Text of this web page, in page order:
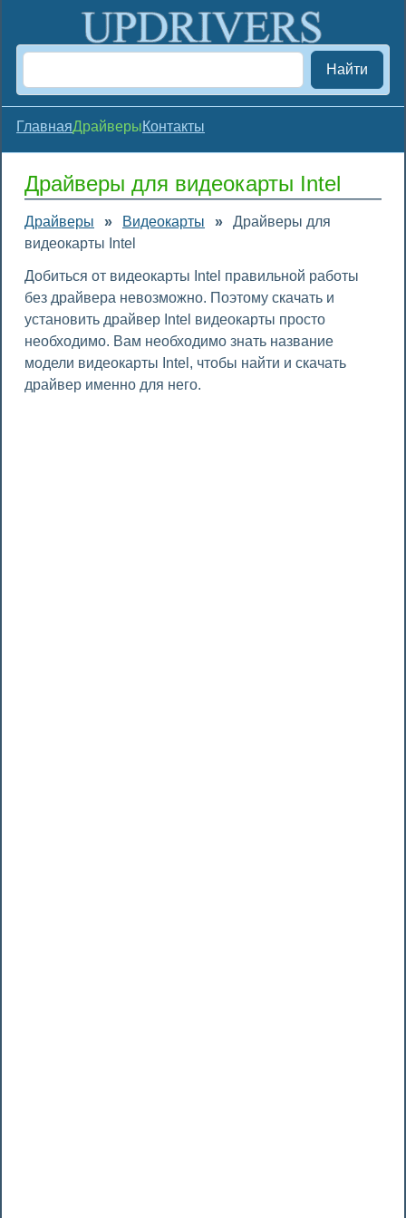
Найти
ГлавнаяДрайверыКонтакты
Драйверы для видеокарты Intel
Драйверы » Видеокарты »
Драйверы для
видеокарты Intel
Добиться от видеокарты Intel правильной работы
без драйвера невозможно. Поэтому скачать и
установить драйвер Intel видеокарты просто
необходимо. Вам необходимо знать название
модели видеокарты Intel, чтобы найти и скачать
драйвер именно для него.